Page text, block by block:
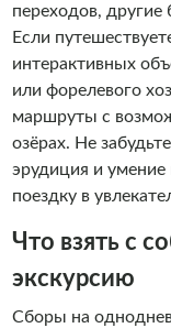
переходов, другие
Если
интерактивных
или форелевого
маршруты с
озёрах. Не
эрудиция и умение
поездку в
Что взять с
экскурсию
Сборы на